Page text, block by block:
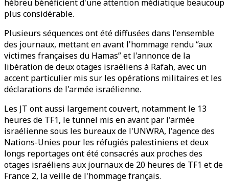
hébreu bénéficient d'une attention médiatique beaucoup
plus considérable.
Plusieurs séquences ont été diffusées dans l'ensemble
des journaux, mettant en avant l'hommage rendu “aux
victimes françaises du Hamas” et l'annonce de la
libération de deux otages israéliens à Rafah, avec un
accent particulier mis sur les opérations militaires et les
déclarations de l'armée israélienne.
Les JT ont aussi largement couvert, notamment le 13
heures de TF1, le tunnel mis en avant par l'armée
israélienne sous les bureaux de l'UNWRA, l'agence des
Nations-Unies pour les réfugiés palestiniens et deux
longs reportages ont été consacrés aux proches des
otages israéliens aux journaux de 20 heures de TF1 et de
France 2, la veille de l'hommage français.